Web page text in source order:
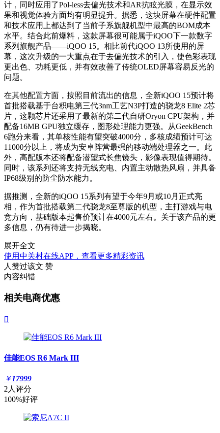
计，同时应用了Pol-less去偏光技术和AR抗眩光膜，在显示效
果和视觉体验方面均有明显提升。据悉，这块屏幕在硬件配置
和技术应用上都达到了当前子系旗舰机型中最高的BOM成本
水平。结合此前爆料，这款屏幕很可能属于iQOO下一款数字
系列旗舰产品——iQOO 15。相比前代iQOO 13所使用的屏
幕，这次升级的一大重点在于去偏光技术的引入，使色彩表现
更出色、功耗更低，并有效改善了传统OLED屏幕容易反光的
问题。
在其他配置方面，按照目前流出的信息，全新iQOO 15预计将
首批搭载基于台积电第三代3nm工艺N3P打造的骁龙8 Elite 2芯
片，这颗芯片还采用了最新的第二代自研Oryon CPU架构，并
配备16MB GPU独立缓存，图形处理能力更强。从GeekBench
6跑分来看，其单核性能有望突破4000分，多核成绩预计可达
11000分以上，将成为安卓阵营最强的移动端处理器之一。此
外，高配版本还将配备潜望式长焦镜头，影像表现值得期待。
同时，该系列还将支持无线充电、内置主动散热风扇，并具备
IP68级别的防尘防水能力。
据推测，全新的iQOO 15系列有望于今年9月或10月正式亮
相，作为首批搭载第二代骁龙8至尊版的机型，主打游戏与电
竞方向，基础版本起售价预计在4000元左右。关于该产品的更
多信息，仍有待进一步揭晓。
展开全文
使用中关村在线APP，查看更多精彩资讯
人赞过该文 赞
内容纠错
相关电商优惠

佳能EOS R6 Mark III
￥17999
2人评分
100%好评